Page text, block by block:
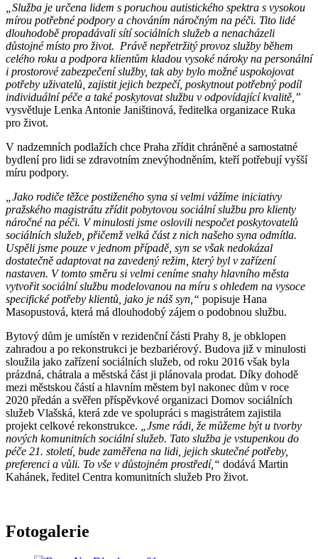
„Služba je určena lidem s poruchou autistického spektra s vysokou
mírou potřebné podpory a chováním náročným na péči. Tito lidé
dlouhodobě propadávali sítí sociálních služeb a nenacházeli
důstojné místo pro život. Právě nepřetržitý provoz služby během
celého roku a podpora klientům kladou vysoké nároky na personální
i prostorové zabezpečení služby, tak aby bylo možné uspokojovat
potřeby uživatelů, zajistit jejich bezpečí, poskytnout potřebný podíl
individuální péče a také poskytovat službu v odpovídající kvalitě,”
vysvětluje Lenka Antonie Janištinová, ředitelka organizace Ruka
pro život.
V nadzemních podlažích chce Praha zřídit chráněné a samostatné
bydlení pro lidi se zdravotním znevýhodněním, kteří potřebují vyšší
míru podpory.
„Jako rodiče těžce postiženého syna si velmi vážíme iniciativy
pražského magistrátu zřídit pobytovou sociální službu pro klienty
náročné na péči. V minulosti jsme oslovili nespočet poskytovatelů
sociálních služeb, přičemž velká část z nich našeho syna odmítla.
Uspěli jsme pouze v jednom případě, syn se však nedokázal
dostatečně adaptovat na zavedený režim, který byl v zařízení
nastaven. V tomto směru si velmi ceníme snahy hlavního města
vytvořit sociální službu modelovanou na míru s ohledem na vysoce
specifické potřeby klientů, jako je náš syn,“ popisuje Hana
Masopustová, která má dlouhodobý zájem o podobnou službu.
Bytový dům je umístěn v rezidenční části Prahy 8, je obklopen
zahradou a po rekonstrukci je bezbariérový. Budova již v minulosti
sloužila jako zařízení sociálních služeb, od roku 2016 však byla
prázdná, chátrala a městská část ji plánovala prodat. Díky dohodě
mezi městskou částí a hlavním městem byl nakonec dům v roce
2020 předán a svěřen příspěvkové organizaci Domov sociálních
služeb Vlašská, která zde ve spolupráci s magistrátem zajistila
projekt celkové rekonstrukce. „Jsme rádi, že můžeme být u tvorby
nových komunitních sociální služeb. Tato služba je vstupenkou do
péče 21. století, bude zaměřena na lidi, jejich skutečné potřeby,
preferenci a vůli. To vše v důstojném prostředí,“ dodává Martin
Kahánek, ředitel Centra komunitních služeb Pro život.
Fotogalerie